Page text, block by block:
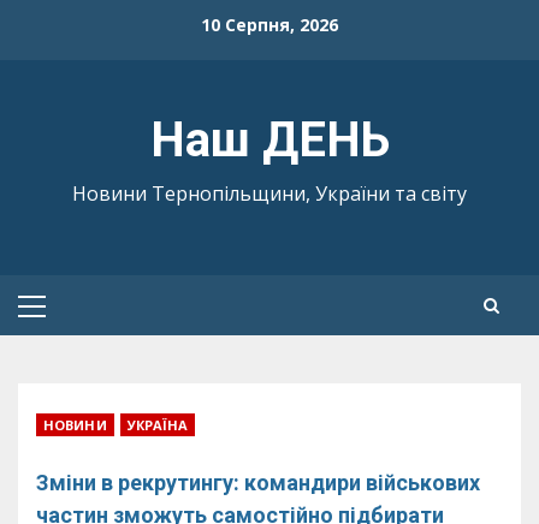
10 Серпня, 2026
Наш ДЕНЬ
Новини Тернопільщини, України та світу
Primary
НОВИНИ УКРАЇНА
Зміни в рекрутингу: командири військових
частин зможуть самостійно підбирати